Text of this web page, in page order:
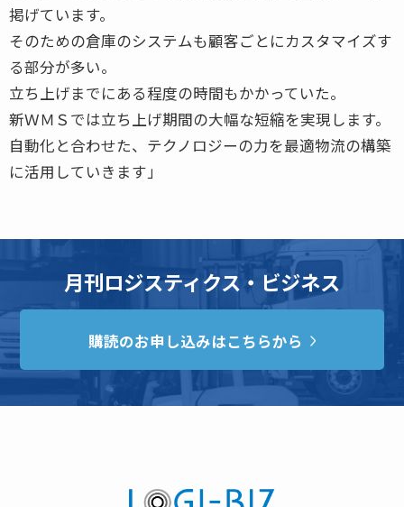
掲げています。
そのための倉庫のシステムも顧客ごとにカスタマイズす
る部分が多い。
立ち上げまでにある程度の時間もかかっていた。
新ＷＭＳでは立ち上げ期間の大幅な短縮を実現します。
自動化と合わせた、テクノロジーの力を最適物流の構築
に活用していきます」
月刊ロジスティクス・ビジネス
購読のお申し込みはこちらから